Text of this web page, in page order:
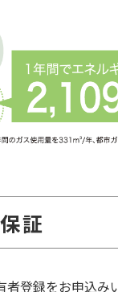
証
者登録をお申込み